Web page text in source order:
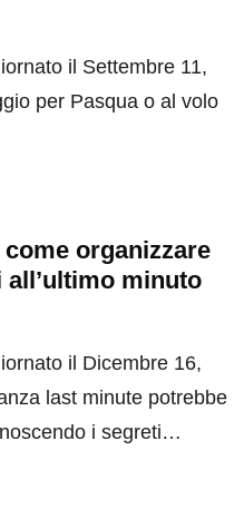
il Settembre 11,
per Pasqua o al volo
organizzare
minuto
il Dicembre 16,
last minute potrebbe
i segreti…